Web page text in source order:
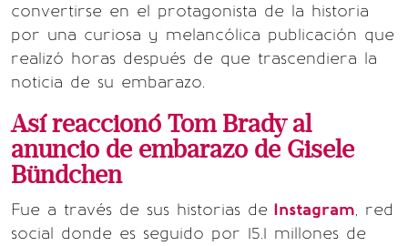
convertirse en el protagonista de la historia
por una curiosa y melancólica publicación que
realizó horas después de que trascendiera la
noticia de su embarazo.
Así reaccionó Tom Brady al
anuncio de embarazo de Gisele
Bündchen
Fue a través de sus historias de Instagram, red
social donde es seguido por 15.1 millones de